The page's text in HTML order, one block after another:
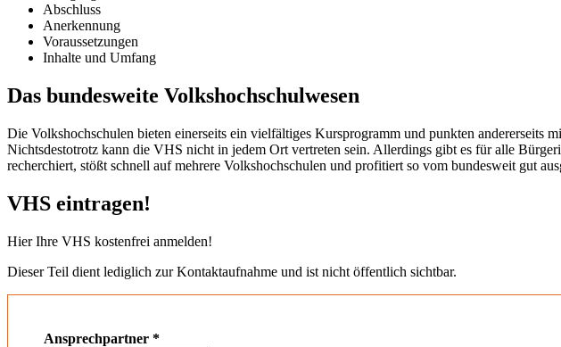
Abschluss
Anerkennung
Voraussetzungen
Inhalte und Umfang
Das bundesweite Volkshochschulwesen
Die Volkshochschulen bieten einerseits ein vielfältiges Kursprogramm und punkten andererseits
Nichtsdestotrotz kann die VHS nicht in jedem Ort vertreten sein. Allerdings gibt es für alle
recherchiert, stößt schnell auf mehrere Volkshochschulen und profitiert so vom bundesweit gut
VHS eintragen!
Hier Ihre VHS kostenfrei anmelden!
Dieser Teil dient lediglich zur Kontaktaufnahme und ist nicht öffentlich sichtbar.
Ansprechpartner *